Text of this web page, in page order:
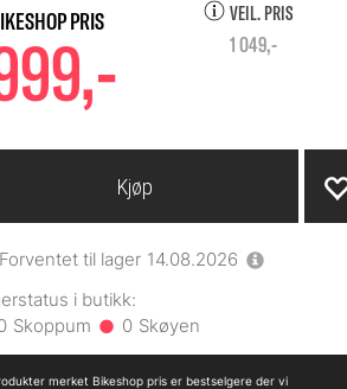
VEIL. PRIS
1 049,-
Forventet til lager 14.08.2026
0
Kjøp
merket Bikeshop pris er bestselgere der vi